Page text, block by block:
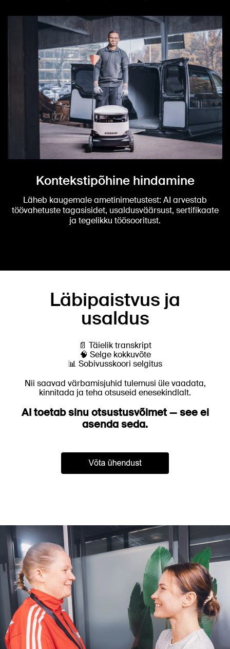
Kontekstipõhine hindamine
Läheb kaugemale ametinimetustest: AI arvestab
töövahetuste tagasisidet, usaldusväärsust, sertifikaate
ja tegelikku töösooritust.
Läbipaistvus ja
usaldus
📄 Täielik transkript
🧠 Selge kokkuvõte
📊 Sobivusskoori selgitus
Nii saavad värbamisjuhid tulemusi üle vaadata,
kinnitada ja teha otsuseid enesekindlalt.
AI toetab sinu otsustusvõimet — see ei
asenda seda.